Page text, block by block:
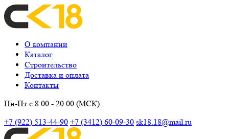
О компании
Каталог
Строительство
Доставка и оплата
Контакты
Пн-Пт с 8:00 - 20:00 (МСК)
+7 (922) 513-44-90 +7 (3412) 60-09-30 sk18.18@mail.ru